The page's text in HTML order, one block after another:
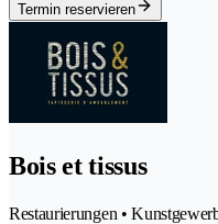
Termin reservieren
Bois et tissus
Restaurierungen •